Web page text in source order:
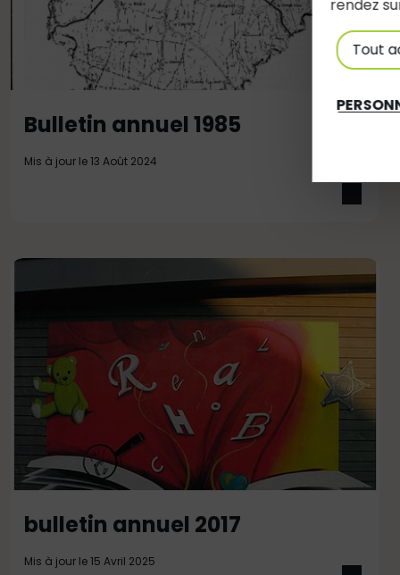
rendez
Tout
Bulletin annuel 1985
Mis à jour le 13 Août 2024
bulletin annuel 2017
Mis à jour le 15 Avril 2025